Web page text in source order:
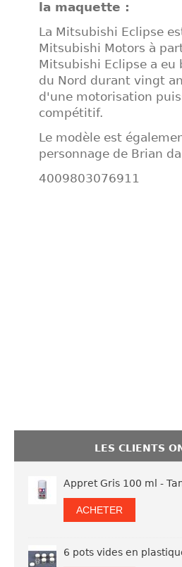
la maquette :
La Mitsubishi Eclipse
Mitsubishi Motors à
Mitsubishi Eclipse a eu
du Nord durant vingt
d'une motorisation
compétitif.
Le modèle est
personnage de Brian
4009803076911
LES CLIENTS
Appret Gris 100 ml -
ACHETER
6 pots vides en